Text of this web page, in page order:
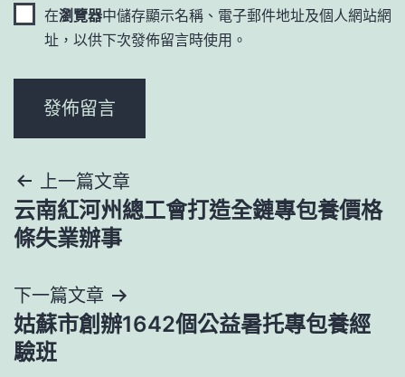
在瀏覽器中儲存顯示名稱、電子郵件地址及個人網站網
址，以供下次發佈留言時使用。
文
章
覽
上一篇文章
云南紅河州總工會打造全鏈專包養價格
條失業辦事
下一篇文章
姑蘇市創辦1642個公益暑托專包養經
驗班